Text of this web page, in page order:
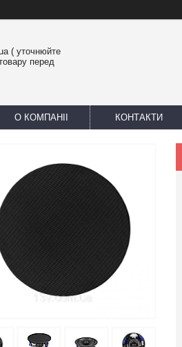
( уточнюйте
перед
О КОМПАНІІ КОНТАКТИ